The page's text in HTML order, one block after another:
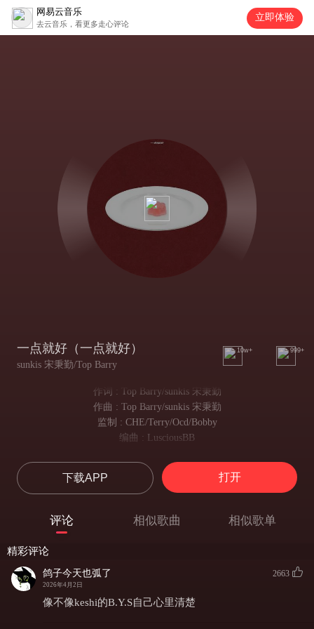
网易云音乐
去云音乐，看更多走心评论
立即体验
一点就好（一点就好）
sunkis 宋秉勤/Top Barry
10w+ 999+
作词 : Top Barry/sunkis 宋秉勤
作曲 : Top Barry/sunkis 宋秉勤
监制 : CHE/Terry/Ocd/Bobby
编曲 : LusciousBB
混音 : LeeHX李鸿翔
母带 : LeeHX李鸿翔
Sunkis/ Top Barry:
想要对你说 you’ re my darling
Told you
下载APP 打开
评论 相似歌曲 相似歌单
精彩评论
鸽子今天也弧了
2026年4月2日
2663
像不像keshi的B.Y.S自己心里清楚